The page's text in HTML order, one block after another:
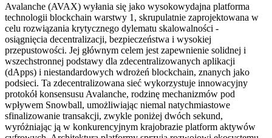
Avalanche (AVAX) wyłania się jako wysokowydajna platforma
technologii blockchain warstwy 1, skrupulatnie zaprojektowana w
celu rozwiązania krytycznego dylematu skalowalności -
osiągnięcia decentralizacji, bezpieczeństwa i wysokiej
przepustowości. Jej głównym celem jest zapewnienie solidnej i
wszechstronnej podstawy dla zdecentralizowanych aplikacji
(dApps) i niestandardowych wdrożeń blockchain, znanych jako
podsieci. Ta zdecentralizowana sieć wykorzystuje innowacyjny
protokół konsensusu Avalanche, rodzinę mechanizmów pod
wpływem Snowball, umożliwiając niemal natychmiastowe
sfinalizowanie transakcji, zwykle poniżej dwóch sekund,
wyróżniając ją w konkurencyjnym krajobrazie platform aktywów